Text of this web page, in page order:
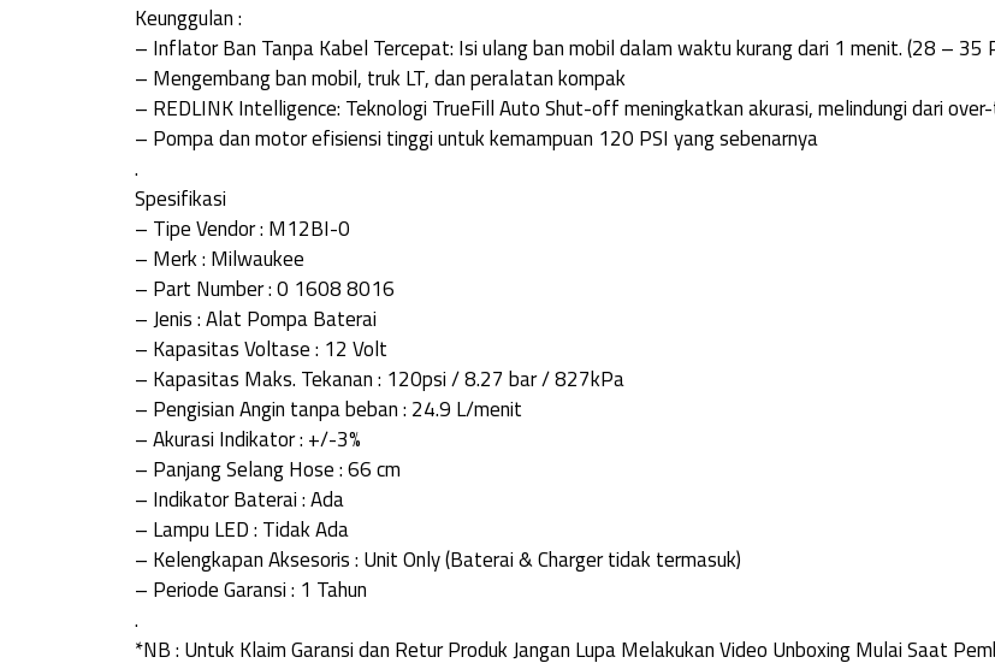
Keunggulan :
– Inflator Ban Tanpa Kabel Tercepat: Isi ulang ban mobil dalam waktu kurang dari 1 menit. (28 – 35
– Mengembang ban mobil, truk LT, dan peralatan kompak
– REDLINK Intelligence: Teknologi TrueFill Auto Shut-off meningkatkan akurasi, melindungi dari
– Pompa dan motor efisiensi tinggi untuk kemampuan 120 PSI yang sebenarnya
.
Spesifikasi
– Tipe Vendor : M12BI-0
– Merk : Milwaukee
– Part Number : 0 1608 8016
– Jenis : Alat Pompa Baterai
– Kapasitas Voltase : 12 Volt
– Kapasitas Maks. Tekanan : 120psi / 8.27 bar / 827kPa
– Pengisian Angin tanpa beban : 24.9 L/menit
– Akurasi Indikator : +/-3%
– Panjang Selang Hose : 66 cm
– Indikator Baterai : Ada
– Lampu LED : Tidak Ada
– Kelengkapan Aksesoris : Unit Only (Baterai & Charger tidak termasuk)
– Periode Garansi : 1 Tahun
.
*NB : Untuk Klaim Garansi dan Retur Produk Jangan Lupa Melakukan Video Unboxing Mulai Saat